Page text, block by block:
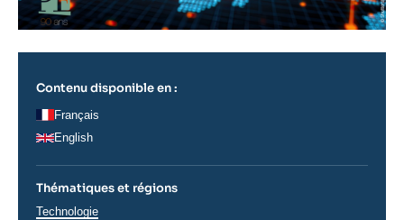
Contenu disponible en :
Français
English
Thématiques et régions
Thématiques
Technologie